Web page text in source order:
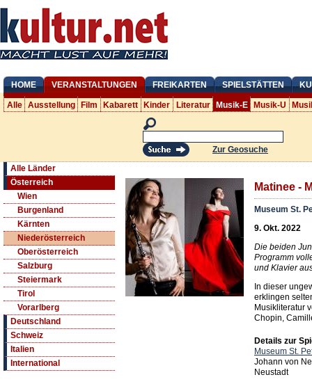
HOME VERANSTALTUNGEN FREIKARTEN SPIELSTÄTTEN
Alle Ausstellung Film Kabarett Kinder Literatur Musik-E Musik-U
Zur Geosuche
Alle Länder
Österreich
Wien
Burgenland
Kärnten
Niederösterreich
Oberösterreich
Salzburg
Steiermark
Tirol
Vorarlberg
Deutschland
Schweiz
Italien
International
Matinee -
Museum St.
9. Okt. 2022
Die beiden
Programm
und Klavier
In dieser
erklingen
Musikliteratur
Chopin,
Details zur
Museum St.
Johann von
Neustadt